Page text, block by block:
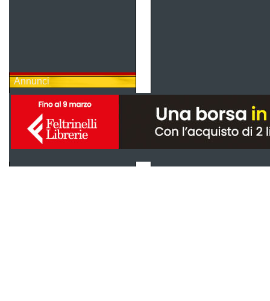
Annunci